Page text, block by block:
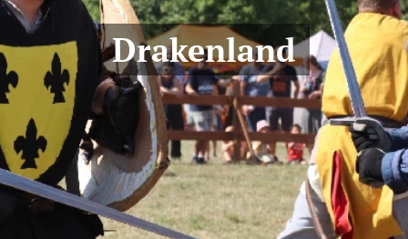
Drakenland